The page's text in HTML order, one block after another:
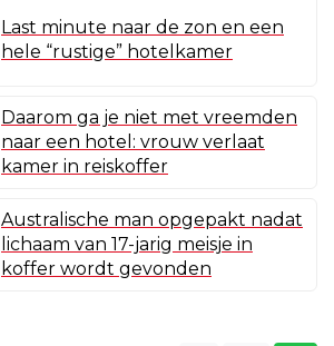
Last minute naar de zon en een
hele “rustige” hotelkamer
Daarom ga je niet met vreemden
naar een hotel: vrouw verlaat
kamer in reiskoffer
Australische man opgepakt nadat
lichaam van 17-jarig meisje in
koffer wordt gevonden